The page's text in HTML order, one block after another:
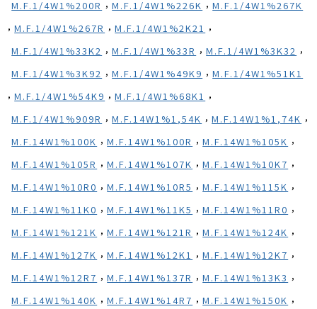
M.F.1/4W1%200R , M.F.1/4W1%226K , M.F.1/4W1%267K
, M.F.1/4W1%267R , M.F.1/4W1%2K21 ,
M.F.1/4W1%33K2 , M.F.1/4W1%33R , M.F.1/4W1%3K32 ,
M.F.1/4W1%3K92 , M.F.1/4W1%49K9 , M.F.1/4W1%51K1
, M.F.1/4W1%54K9 , M.F.1/4W1%68K1 ,
M.F.1/4W1%909R , M.F.14W1%1,54K , M.F.14W1%1,74K ,
M.F.14W1%100K , M.F.14W1%100R , M.F.14W1%105K ,
M.F.14W1%105R , M.F.14W1%107K , M.F.14W1%10K7 ,
M.F.14W1%10R0 , M.F.14W1%10R5 , M.F.14W1%115K ,
M.F.14W1%11K0 , M.F.14W1%11K5 , M.F.14W1%11R0 ,
M.F.14W1%121K , M.F.14W1%121R , M.F.14W1%124K ,
M.F.14W1%127K , M.F.14W1%12K1 , M.F.14W1%12K7 ,
M.F.14W1%12R7 , M.F.14W1%137R , M.F.14W1%13K3 ,
M.F.14W1%140K , M.F.14W1%14R7 , M.F.14W1%150K ,